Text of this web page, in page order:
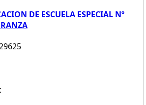
DE ESCUELA ESPECIAL Nº